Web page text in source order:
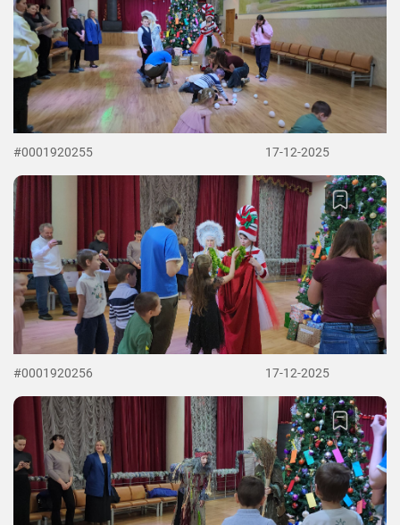
#0001920255 17-12-2025
#0001920256 17-12-2025